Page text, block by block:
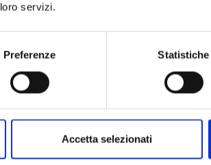
servizi.
Preferenze Statistiche
Accetta selezionati
€ 9,00